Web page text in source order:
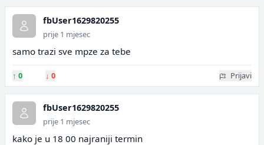
fbUser1629820255
prije 1 mjesec
samo trazi sve mpze za tebe
↑ 0 ↓ 0 Prijavi
fbUser1629820255
prije 1 mjesec
kako je u 18 00 najraniji termin